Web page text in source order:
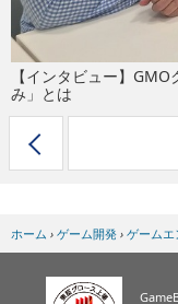
【インタビュー】
み」とは
ホーム › ゲーム開発 › ゲームエ